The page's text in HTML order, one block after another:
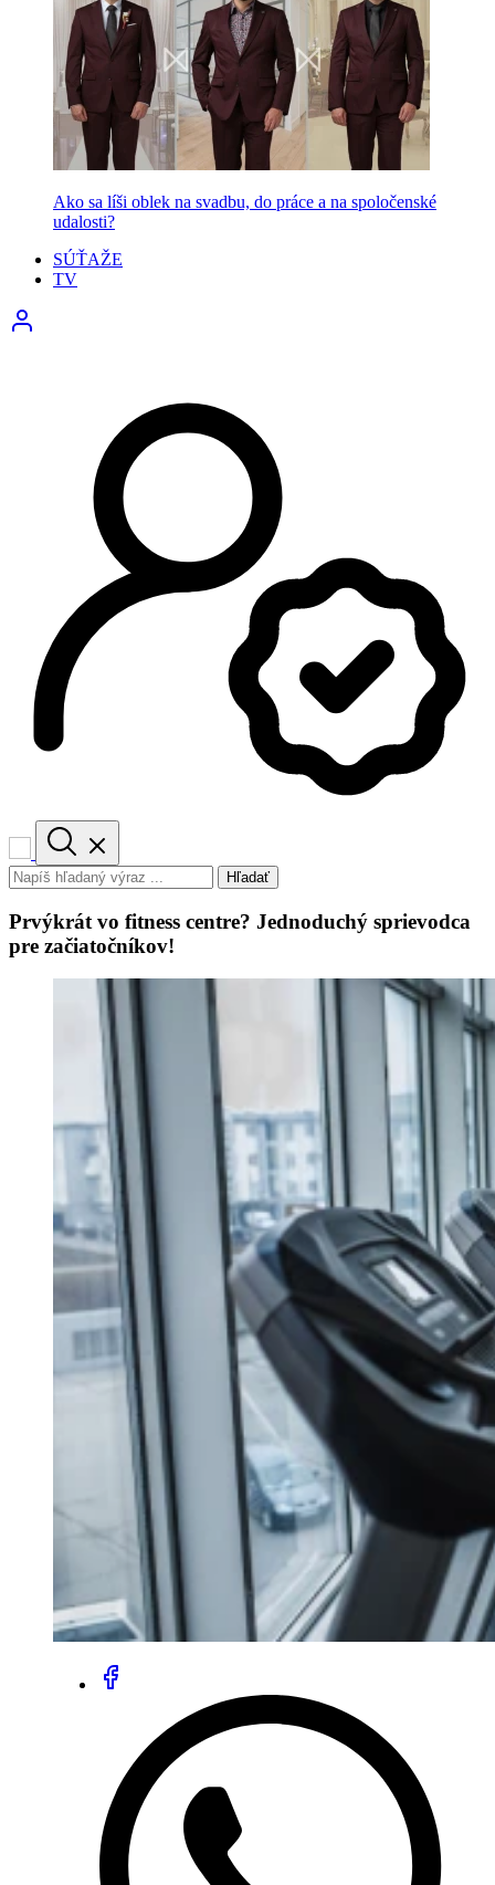
Ako sa líši oblek na svadbu, do práce a na spoločenské
udalosti?
SÚŤAŽE
TV
Hľadať
Prvýkrát vo fitness centre? Jednoduchý sprievodca
pre začiatočníkov!